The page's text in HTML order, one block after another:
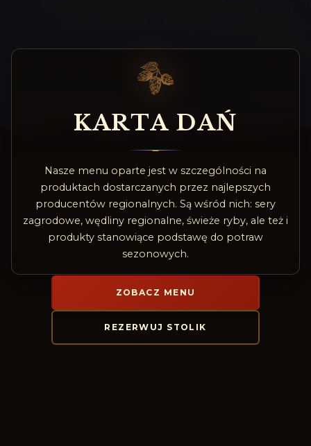
KARTA DAŃ
Nasze menu oparte jest w szczególności na
produktach dostarczanych przez najlepszych
producentów regionalnych. Są wśród nich: sery
zagrodowe, wędliny regionalne, świeże ryby, ale też i
produkty stanowiące podstawę do potraw
sezonowych.
ZOBACZ MENU
REZERWUJ STOLIK